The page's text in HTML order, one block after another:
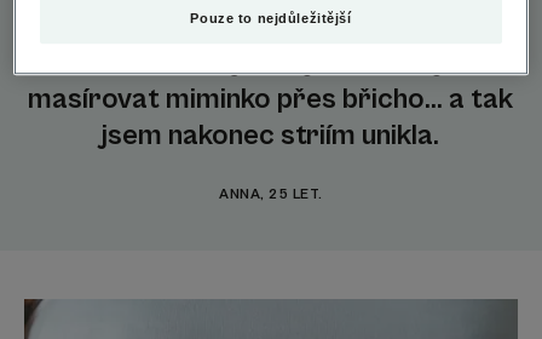
se tedy, že si osvojím malou večerní
masírovat miminko přes břicho... a tak
jsem nakonec striím unikla.
ANNA, 25 LET.
Pouze to nejdůležitější